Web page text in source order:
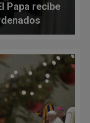
Papa recibe